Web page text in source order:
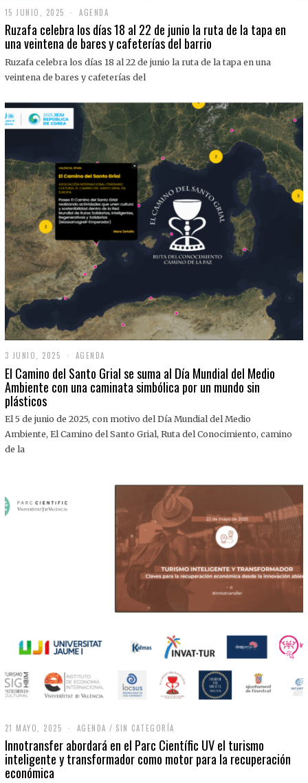
15 JUNIO, 2025
J
U
I
O
0
2
5
AGENDA
Ruzafa celebra los días 18 al 22 de junio la ruta de la tapa en
una veintena de bares y cafeterías del barrio
Ruzafa celebra los días 18 al 22 de junio la ruta de la tapa en una
veintena de bares y cafeterías del
3 JUNIO, 2025
J
U
N
,
0
AGENDA
El Camino del Santo Grial se suma al Día Mundial del Medio
Ambiente con una caminata simbólica por un mundo sin
plásticos
El 5 de junio de 2025, con motivo del Día Mundial del Medio
Ambiente, El Camino del Santo Grial, Ruta del Conocimiento, camino
de la
21 MAYO, 2025
M
A
Y
AGENDA / SIN CATEGORÍA
Innotransfer abordará en el Parc Científic UV el turismo
inteligente y transformador como motor para la recuperación
económica